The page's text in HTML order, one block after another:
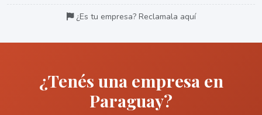
¿Es tu empresa? Reclamala aquí
¿Tenés una empresa en
Paraguay?